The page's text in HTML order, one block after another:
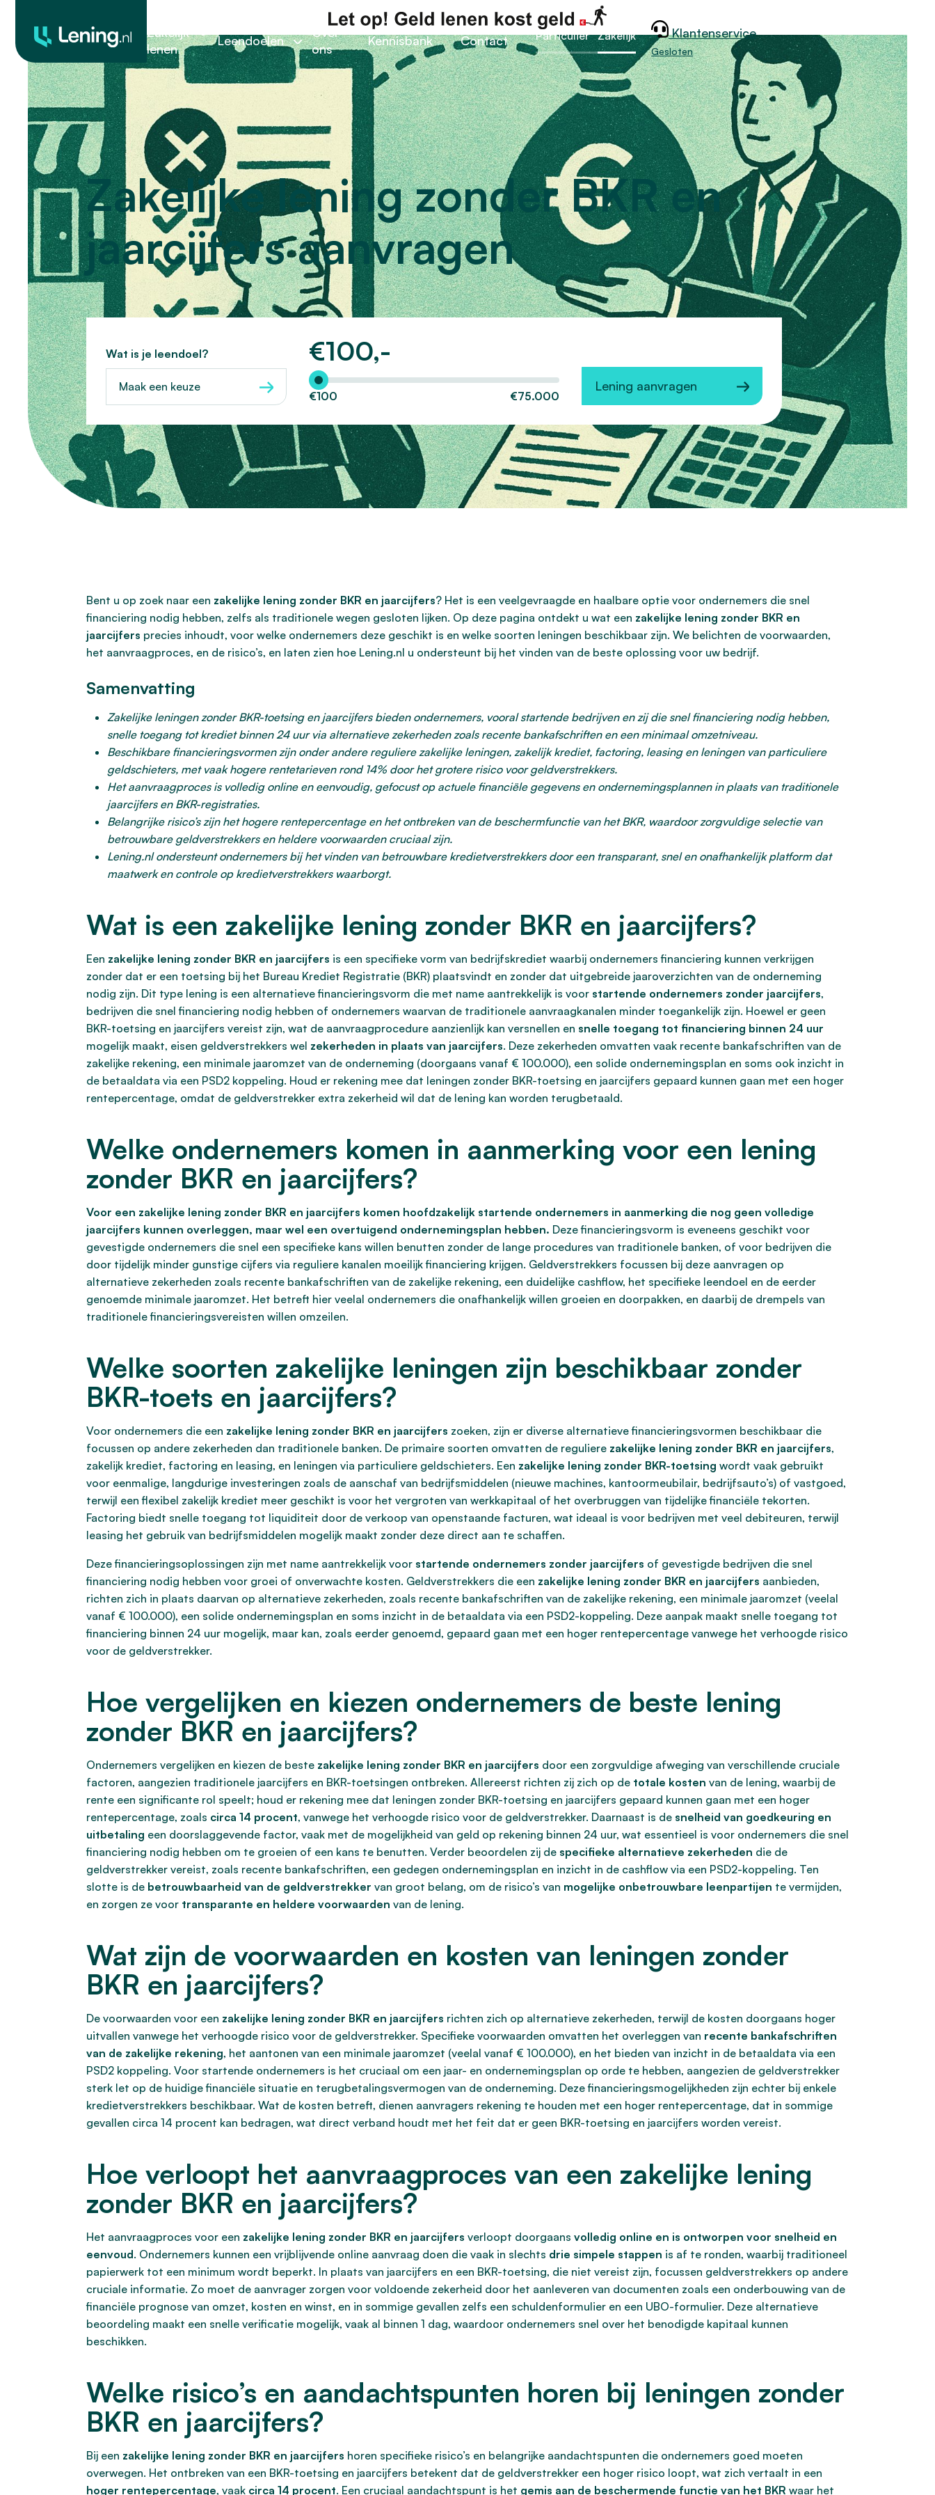
Zakelijk
lenen
Leendoelen
Over
ons
Kennisbank Contact Particulier Zakelijk Klantenservice
Gesloten
Zakelijke lening zonder BKR en
jaarcijfers aanvragen
Wat is je leendoel?
Maak een keuze
€100,-
Hoeveel wilt u lenen?
€100 €75.000
Lening aanvragen
Bent u op zoek naar een zakelijke lening zonder BKR en jaarcijfers? Het is een veelgevraagde en haalbare optie voor ondernemers die snel
financiering nodig hebben, zelfs als traditionele wegen gesloten lijken. Op deze pagina ontdekt u wat een zakelijke lening zonder BKR en
jaarcijfers precies inhoudt, voor welke ondernemers deze geschikt is en welke soorten leningen beschikbaar zijn. We belichten de voorwaarden,
het aanvraagproces, en de risico’s, en laten zien hoe Lening.nl u ondersteunt bij het vinden van de beste oplossing voor uw bedrijf.
Samenvatting
Zakelijke leningen zonder BKR-toetsing en jaarcijfers bieden ondernemers, vooral startende bedrijven en zij die snel financiering nodig hebben,
snelle toegang tot krediet binnen 24 uur via alternatieve zekerheden zoals recente bankafschriften en een minimaal omzetniveau.
Beschikbare financieringsvormen zijn onder andere reguliere zakelijke leningen, zakelijk krediet, factoring, leasing en leningen van particuliere
geldschieters, met vaak hogere rentetarieven rond 14% door het grotere risico voor geldverstrekkers.
Het aanvraagproces is volledig online en eenvoudig, gefocust op actuele financiële gegevens en ondernemingsplannen in plaats van traditionele
jaarcijfers en BKR-registraties.
Belangrijke risico’s zijn het hogere rentepercentage en het ontbreken van de beschermfunctie van het BKR, waardoor zorgvuldige selectie van
betrouwbare geldverstrekkers en heldere voorwaarden cruciaal zijn.
Lening.nl ondersteunt ondernemers bij het vinden van betrouwbare kredietverstrekkers door een transparant, snel en onafhankelijk platform dat
maatwerk en controle op kredietverstrekkers waarborgt.
Wat is een zakelijke lening zonder BKR en jaarcijfers?
Een zakelijke lening zonder BKR en jaarcijfers is een specifieke vorm van bedrijfskrediet waarbij ondernemers financiering kunnen verkrijgen
zonder dat er een toetsing bij het Bureau Krediet Registratie (BKR) plaatsvindt en zonder dat uitgebreide jaaroverzichten van de onderneming
nodig zijn. Dit type lening is een alternatieve financieringsvorm die met name aantrekkelijk is voor startende ondernemers zonder jaarcijfers,
bedrijven die snel financiering nodig hebben of ondernemers waarvan de traditionele aanvraagkanalen minder toegankelijk zijn. Hoewel er geen
BKR-toetsing en jaarcijfers vereist zijn, wat de aanvraagprocedure aanzienlijk kan versnellen en snelle toegang tot financiering binnen 24 uur
mogelijk maakt, eisen geldverstrekkers wel zekerheden in plaats van jaarcijfers. Deze zekerheden omvatten vaak recente bankafschriften van de
zakelijke rekening, een minimale jaaromzet van de onderneming (doorgaans vanaf € 100.000), een solide ondernemingsplan en soms ook inzicht in
de betaaldata via een PSD2 koppeling. Houd er rekening mee dat leningen zonder BKR-toetsing en jaarcijfers gepaard kunnen gaan met een hoger
rentepercentage, omdat de geldverstrekker extra zekerheid wil dat de lening kan worden terugbetaald.
Welke ondernemers komen in aanmerking voor een lening
zonder BKR en jaarcijfers?
Voor een zakelijke lening zonder BKR en jaarcijfers komen hoofdzakelijk startende ondernemers in aanmerking die nog geen volledige
jaarcijfers kunnen overleggen, maar wel een overtuigend ondernemingsplan hebben. Deze financieringsvorm is eveneens geschikt voor
gevestigde ondernemers die snel een specifieke kans willen benutten zonder de lange procedures van traditionele banken, of voor bedrijven die
door tijdelijk minder gunstige cijfers via reguliere kanalen moeilijk financiering krijgen. Geldverstrekkers focussen bij deze aanvragen op
alternatieve zekerheden zoals recente bankafschriften van de zakelijke rekening, een duidelijke cashflow, het specifieke leendoel en de eerder
genoemde minimale jaaromzet. Het betreft hier veelal ondernemers die onafhankelijk willen groeien en doorpakken, en daarbij de drempels van
traditionele financieringsvereisten willen omzeilen.
Welke soorten zakelijke leningen zijn beschikbaar zonder
BKR-toets en jaarcijfers?
Voor ondernemers die een zakelijke lening zonder BKR en jaarcijfers zoeken, zijn er diverse alternatieve financieringsvormen beschikbaar die
focussen op andere zekerheden dan traditionele banken. De primaire soorten omvatten de reguliere zakelijke lening zonder BKR en jaarcijfers,
zakelijk krediet, factoring en leasing, en leningen via particuliere geldschieters. Een zakelijke lening zonder BKR-toetsing wordt vaak gebruikt
voor eenmalige, langdurige investeringen zoals de aanschaf van bedrijfsmiddelen (nieuwe machines, kantoormeubilair, bedrijfsauto’s) of vastgoed,
terwijl een flexibel zakelijk krediet meer geschikt is voor het vergroten van werkkapitaal of het overbruggen van tijdelijke financiële tekorten.
Factoring biedt snelle toegang tot liquiditeit door de verkoop van openstaande facturen, wat ideaal is voor bedrijven met veel debiteuren, terwijl
leasing het gebruik van bedrijfsmiddelen mogelijk maakt zonder deze direct aan te schaffen.
Deze financieringsoplossingen zijn met name aantrekkelijk voor startende ondernemers zonder jaarcijfers of gevestigde bedrijven die snel
financiering nodig hebben voor groei of onverwachte kosten. Geldverstrekkers die een zakelijke lening zonder BKR en jaarcijfers aanbieden,
richten zich in plaats daarvan op alternatieve zekerheden, zoals recente bankafschriften van de zakelijke rekening, een minimale jaaromzet (veelal
vanaf € 100.000), een solide ondernemingsplan en soms inzicht in de betaaldata via een PSD2-koppeling. Deze aanpak maakt snelle toegang tot
financiering binnen 24 uur mogelijk, maar kan, zoals eerder genoemd, gepaard gaan met een hoger rentepercentage vanwege het verhoogde risico
voor de geldverstrekker.
Hoe vergelijken en kiezen ondernemers de beste lening
zonder BKR en jaarcijfers?
Ondernemers vergelijken en kiezen de beste zakelijke lening zonder BKR en jaarcijfers door een zorgvuldige afweging van verschillende cruciale
factoren, aangezien traditionele jaarcijfers en BKR-toetsingen ontbreken. Allereerst richten zij zich op de totale kosten van de lening, waarbij de
rente een significante rol speelt; houd er rekening mee dat leningen zonder BKR-toetsing en jaarcijfers gepaard kunnen gaan met een hoger
rentepercentage, zoals circa 14 procent, vanwege het verhoogde risico voor de geldverstrekker. Daarnaast is de snelheid van goedkeuring en
uitbetaling een doorslaggevende factor, vaak met de mogelijkheid van geld op rekening binnen 24 uur, wat essentieel is voor ondernemers die snel
financiering nodig hebben om te groeien of een kans te benutten. Verder beoordelen zij de specifieke alternatieve zekerheden die de
geldverstrekker vereist, zoals recente bankafschriften, een gedegen ondernemingsplan en inzicht in de cashflow via een PSD2-koppeling. Ten
slotte is de betrouwbaarheid van de geldverstrekker van groot belang, om de risico’s van mogelijke onbetrouwbare leenpartijen te vermijden,
en zorgen ze voor transparante en heldere voorwaarden van de lening.
Wat zijn de voorwaarden en kosten van leningen zonder
BKR en jaarcijfers?
De voorwaarden voor een zakelijke lening zonder BKR en jaarcijfers richten zich op alternatieve zekerheden, terwijl de kosten doorgaans hoger
uitvallen vanwege het verhoogde risico voor de geldverstrekker. Specifieke voorwaarden omvatten het overleggen van recente bankafschriften
van de zakelijke rekening, het aantonen van een minimale jaaromzet (veelal vanaf € 100.000), en het bieden van inzicht in de betaaldata via een
PSD2 koppeling. Voor startende ondernemers is het cruciaal om een jaar- en ondernemingsplan op orde te hebben, aangezien de geldverstrekker
sterk let op de huidige financiële situatie en terugbetalingsvermogen van de onderneming. Deze financieringsmogelijkheden zijn echter bij enkele
kredietverstrekkers beschikbaar. Wat de kosten betreft, dienen aanvragers rekening te houden met een hoger rentepercentage, dat in sommige
gevallen circa 14 procent kan bedragen, wat direct verband houdt met het feit dat er geen BKR-toetsing en jaarcijfers worden vereist.
Hoe verloopt het aanvraagproces van een zakelijke lening
zonder BKR en jaarcijfers?
Het aanvraagproces voor een zakelijke lening zonder BKR en jaarcijfers verloopt doorgaans volledig online en is ontworpen voor snelheid en
eenvoud. Ondernemers kunnen een vrijblijvende online aanvraag doen die vaak in slechts drie simpele stappen is af te ronden, waarbij traditioneel
papierwerk tot een minimum wordt beperkt. In plaats van jaarcijfers en een BKR-toetsing, die niet vereist zijn, focussen geldverstrekkers op andere
cruciale informatie. Zo moet de aanvrager zorgen voor voldoende zekerheid door het aanleveren van documenten zoals een onderbouwing van de
financiële prognose van omzet, kosten en winst, en in sommige gevallen zelfs een schuldenformulier en een UBO-formulier. Deze alternatieve
beoordeling maakt een snelle verificatie mogelijk, vaak al binnen 1 dag, waardoor ondernemers snel over het benodigde kapitaal kunnen
beschikken.
Welke risico’s en aandachtspunten horen bij leningen zonder
BKR en jaarcijfers?
Bij een zakelijke lening zonder BKR en jaarcijfers horen specifieke risico’s en belangrijke aandachtspunten die ondernemers goed moeten
overwegen. Het ontbreken van een BKR-toetsing en jaarcijfers betekent dat de geldverstrekker een hoger risico loopt, wat zich vertaalt in een
hoger rentepercentage, vaak circa 14 procent. Een cruciaal aandachtspunt is het gemis aan de beschermende functie van het BKR waar het